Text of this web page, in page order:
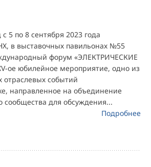
5 по 8 сентября 2023 года
в выставочных павильонах №55
форум «ЭЛЕКТРИЧЕСКИЕ
ое юбилейное мероприятие, одно из
событий
направленное на объединение
сообщества для обсуждения...
Подробнее